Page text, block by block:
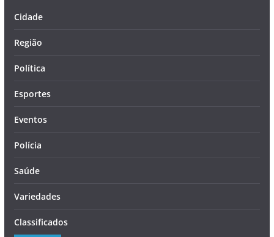
Cidade
Região
Política
Esportes
Eventos
Polícia
Saúde
Variedades
Classificados